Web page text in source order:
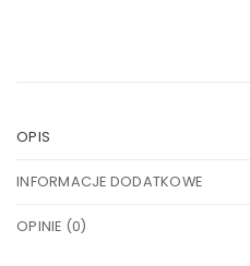
OPIS
INFORMACJE DODATKOWE
OPINIE (0)